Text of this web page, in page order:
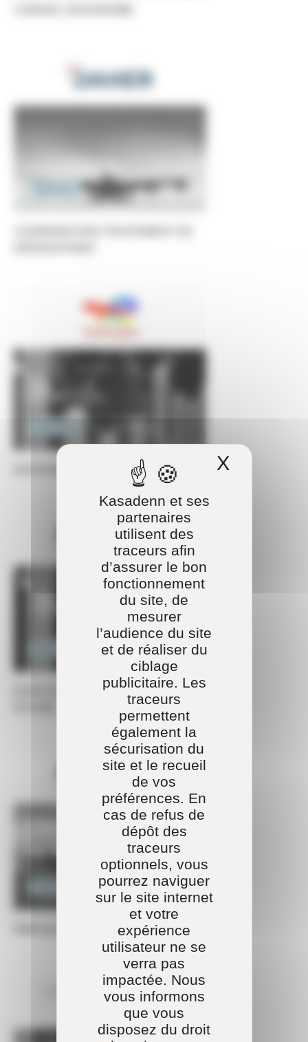
Kasadenn et ses
partenaires
utilisent des
traceurs afin
d’assurer le bon
fonctionnement
du site, de
mesurer
l’audience du site
et de réaliser du
ciblage
publicitaire. Les
traceurs
permettent
également la
sécurisation du
site et le recueil
de vos
préférences. En
cas de refus de
dépôt des
traceurs
optionnels, vous
pourrez naviguer
sur le site internet
et votre
expérience
utilisateur ne se
verra pas
impactée. Nous
vous informons
que vous
disposez du droit
X
DATA ANALYST (INDUSTRIE DU
PMO QUALITÉ ENGINEERING